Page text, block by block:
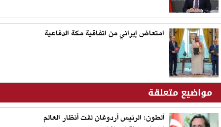
امتعاض إيراني من اتفاقية مكة الدفاعية
مواضيع متعلقة
ألطون: الرئيس أردوغان لفت أنظار العالم